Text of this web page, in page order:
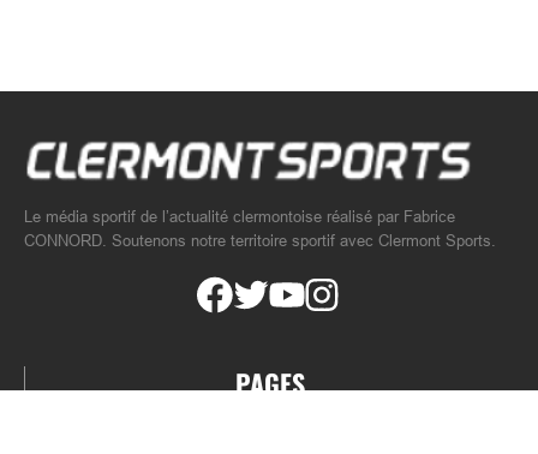
Le média sportif de l’actualité clermontoise réalisé par Fabrice
CONNORD. Soutenons notre territoire sportif avec Clermont Sports.
PAGES